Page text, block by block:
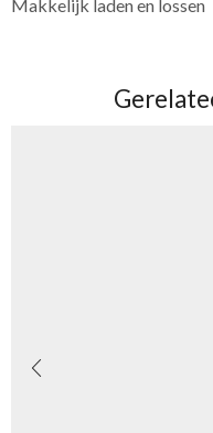
Makkelijk laden en lossen